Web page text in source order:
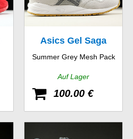
Asics Gel Saga
Summer Grey Mesh Pack
Auf Lager
100.00 €